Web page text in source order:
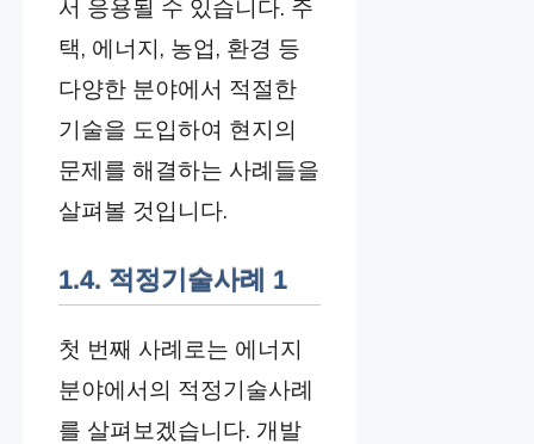
서 응용될 수 있습니다. 주
택, 에너지, 농업, 환경 등
다양한 분야에서 적절한
기술을 도입하여 현지의
문제를 해결하는 사례들을
살펴볼 것입니다.
1.4. 적정기술사례 1
첫 번째 사례로는 에너지
분야에서의 적정기술사례
를 살펴보겠습니다. 개발